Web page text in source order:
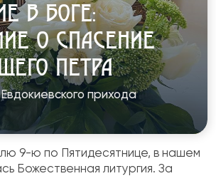
В БОГЕ:
О СПАСЕНИЕ
ПЕТРА
прихода
9-ю по Пятидесятнице, в нашем
Божественная литургия. За